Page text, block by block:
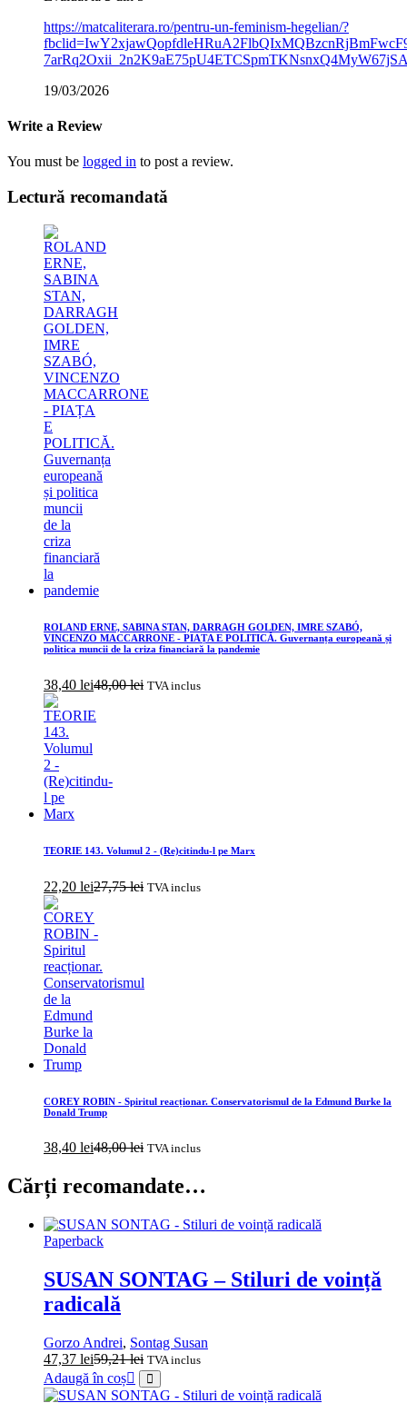
https://matcaliterara.ro/pentru-un-feminism-hegelian/?
19/03/2026
Write a Review
You must be logged in to post a review.
Lectură recomandată
ROLAND ERNE, SABINA STAN, DARRAGH GOLDEN, IMRE SZABÓ,
VINCENZO MACCARRONE - PIAȚA E POLITICĂ. Guvernanța europeană și
politica muncii de la criza financiară la pandemie
38,40 lei48,00lei TVA inclus
TEORIE 143. Volumul 2 - (Re)citindu-l pe Marx
22,20 lei27,75lei TVA inclus
COREY ROBIN - Spiritul reacționar. Conservatorismul de la Edmund Burke la
Donald Trump
38,40 lei48,00lei TVA inclus
Cărți recomandate…
Paperback
SUSAN SONTAG – Stiluri de voință
radicală
Gorzo Andrei, Sontag Susan
47,37 lei59,21lei TVA inclus
Adaugă în coș